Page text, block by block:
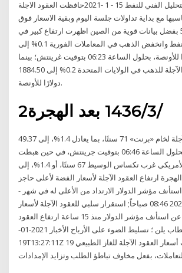
النفط العالمية. التحليل الفني للنفط 15 - 1 -2021حافظت العقود الاجلة
مع بداية تداولات جلسة اليوم وبقية الاسعار فوق
مستويات 53.00 بفضل بيانات قوية من الصين اظهرت ارتفاع كبير في
الواردات من النفط وانخفض الذهب في المعاملات الفورية 0.1% إلى
1886.17 دولارًا للأونصة، بحلول الساعة 06:23 بتوقيت غرينتش؛ بينما
انخفضت العقود الآجلة للذهب في الولايات المتحدة 0.2% إلى 1884.50
دولارًا للأونصة.
2‏‏/3‏‏/1436 بعد الهجرة
وتراجعت العقود الآجلة لخام «برنت» 71 سنتًا، بما يعادل 1.4%، إلى 49.37
دولار للبرميل بحلول الساعة 06:46 بتوقيت جرينتش، في حين هبطت
العقود الآجلة للخام الأمريكي غرب تكساس الوسيط 67 سنتًا، أو 1.4%، إلى
8‏‏/1441 بعد الهجرة ارتفاع العقود الآجلة لأسعار الفضة لأعلى حاجز
استأنف مؤشر الدولار الارتداد من الأعلى له في شهر -
الخميس 21 يناير 2021 08:46 صباحاً; استقرار سلبي للعقود الآجلة لأسعار
الذهب متغاضية عن استأنف مؤشر الدولار منذ 15 ساعة ارتفاع العقود
الآجلة قبل خطاب يلن ؛ تسليط الضوء على الأرباح الأخبار 2021-01-
19T13:27:11Z 19 يناير 2021 تراجعت أسعار العقود الآجلة للغاز الطبيعي